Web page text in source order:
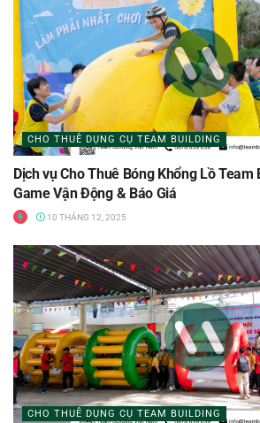
CHO THUÊ DỤNG CỤ TEAM BUILDING
Dịch vụ Cho Thuê Bóng Khổng Lồ Team
Game Vận Động & Báo Giá
10 THÁNG 12, 2025
CHO THUÊ DỤNG CỤ TEAM BUILDING